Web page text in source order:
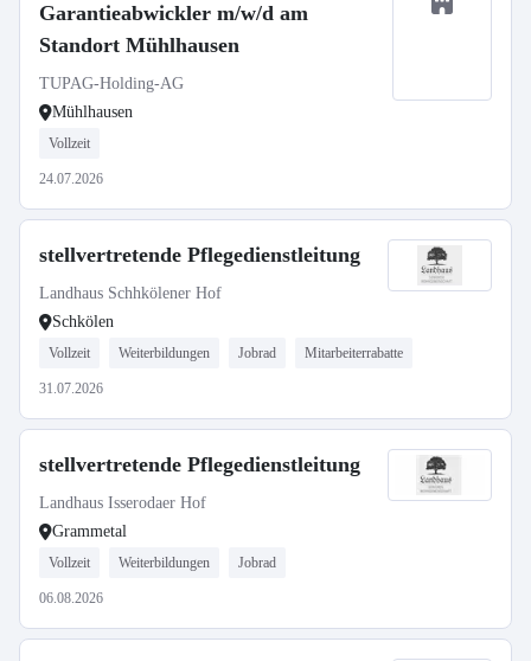
Garantieabwickler m/w/d am
Standort Mühlhausen
TUPAG-Holding-AG
Mühlhausen
Vollzeit
24.07.2026
stellvertretende Pflegedienstleitung
Landhaus Schhkölener Hof
Schkölen
Vollzeit Weiterbildungen Jobrad Mitarbeiterrabatte
31.07.2026
stellvertretende Pflegedienstleitung
Landhaus Isserodaer Hof
Grammetal
Vollzeit Weiterbildungen Jobrad
06.08.2026